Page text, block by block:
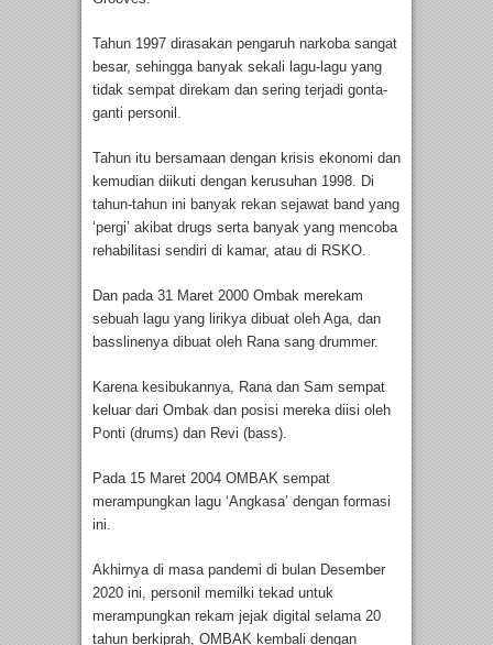
Tahun 1997 dirasakan pengaruh narkoba sangat
besar, sehingga banyak sekali lagu-lagu yang
tidak sempat direkam dan sering terjadi gonta-
ganti personil.
Tahun itu bersamaan dengan krisis ekonomi dan
kemudian diikuti dengan kerusuhan 1998. Di
tahun-tahun ini banyak rekan sejawat band yang
‘pergi’ akibat drugs serta banyak yang mencoba
rehabilitasi sendiri di kamar, atau di RSKO.
Dan pada 31 Maret 2000 Ombak merekam
sebuah lagu yang lirikya dibuat oleh Aga, dan
basslinenya dibuat oleh Rana sang drummer.
Karena kesibukannya, Rana dan Sam sempat
keluar dari Ombak dan posisi mereka diisi oleh
Ponti (drums) dan Revi (bass).
Pada 15 Maret 2004 OMBAK sempat
merampungkan lagu ‘Angkasa’ dengan formasi
ini.
Akhirnya di masa pandemi di bulan Desember
2020 ini, personil memilki tekad untuk
merampungkan rekam jejak digital selama 20
tahun berkiprah, OMBAK kembali dengan